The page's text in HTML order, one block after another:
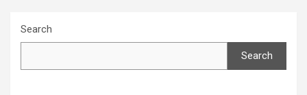
Search
Search